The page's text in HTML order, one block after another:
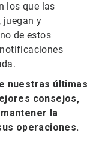
los que las
juegan y
de estos
nuestras últimas
consejos,
la
operaciones.